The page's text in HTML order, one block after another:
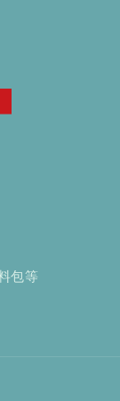
包等